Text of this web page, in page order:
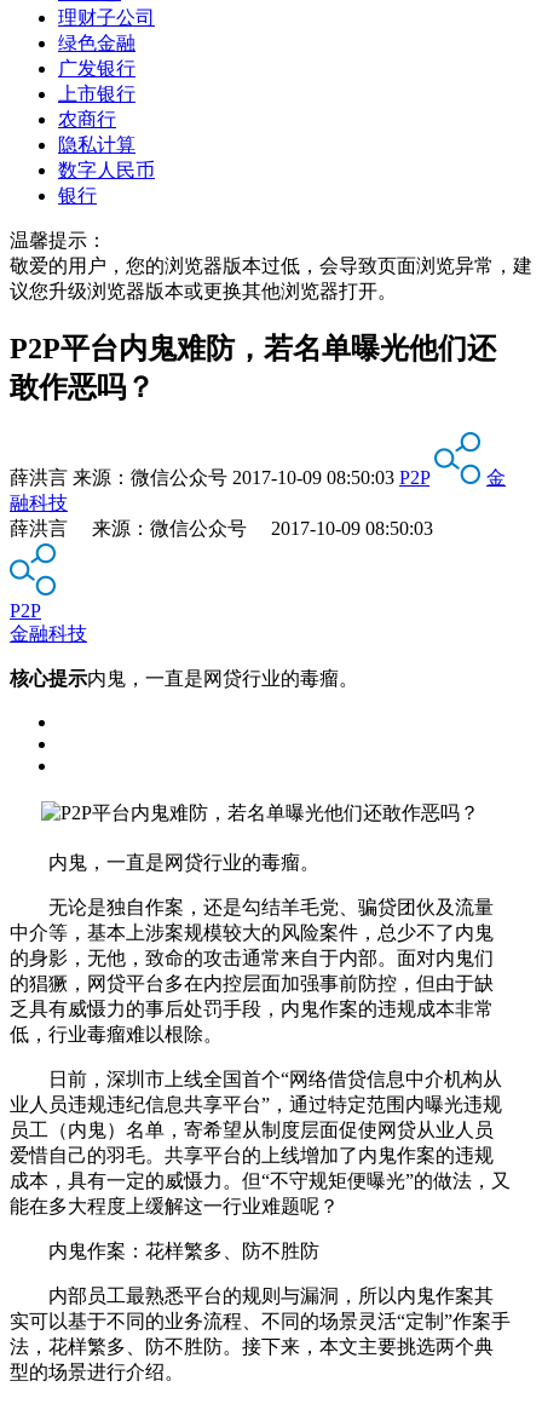
理财子公司
绿色金融
广发银行
上市银行
农商行
隐私计算
数字人民币
银行
温馨提示：
敬爱的用户，您的浏览器版本过低，会导致页面浏览异常，建
议您升级浏览器版本或更换其他浏览器打开。
P2P平台内鬼难防，若名单曝光他们还
敢作恶吗？
薛洪言 来源： 微信公众号 2017-10-09 08:50:03 P2P
金
融科技
薛洪言 来源：微信公众号 2017-10-09 08:50:03
P2P
金融科技
核心提示内鬼，一直是网贷行业的毒瘤。
内鬼，一直是网贷行业的毒瘤。
无论是独自作案，还是勾结羊毛党、骗贷团伙及流量
中介等，基本上涉案规模较大的风险案件，总少不了内鬼
的身影，无他，致命的攻击通常来自于内部。面对内鬼们
的猖獗，网贷平台多在内控层面加强事前防控，但由于缺
乏具有威慑力的事后处罚手段，内鬼作案的违规成本非常
低，行业毒瘤难以根除。
日前，深圳市上线全国首个“网络借贷信息中介机构从
业人员违规违纪信息共享平台”，通过特定范围内曝光违规
员工（内鬼）名单，寄希望从制度层面促使网贷从业人员
爱惜自己的羽毛。共享平台的上线增加了内鬼作案的违规
成本，具有一定的威慑力。但“不守规矩便曝光”的做法，又
能在多大程度上缓解这一行业难题呢？
内鬼作案：花样繁多、防不胜防
内部员工最熟悉平台的规则与漏洞，所以内鬼作案其
实可以基于不同的业务流程、不同的场景灵活“定制”作案手
法，花样繁多、防不胜防。接下来，本文主要挑选两个典
型的场景进行介绍。